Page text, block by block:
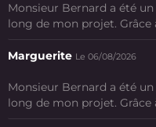
Monsieur Bernard a été
long de mon projet. Grâce
Marguerite Le 06/08/2026
Monsieur Bernard a été
long de mon projet. Grâce